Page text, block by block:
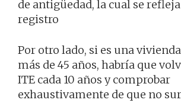
de antigüedad, la cual se
registro
Por otro lado, si es una
más de 45 años, habría que
ITE cada 10 años y comprobar
exhaustivamente de que no